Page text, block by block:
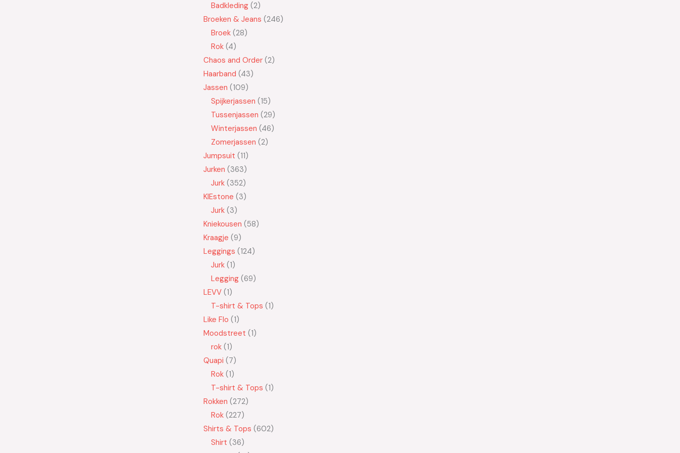
Badkleding 2
Broeken & Jeans 246
Broek 28
Rok 4
Chaos and Order 2
Haarband 43
Jassen 109
Spijkerjassen 15
Tussenjassen 29
Winterjassen 46
Zomerjassen 2
Jumpsuit 11
Jurken 363
Jurk 352
KIEstone 3
Jurk 3
Kniekousen 58
Kraagje 9
Leggings 124
Jurk 1
Legging 69
LEVV 1
T-shirt & Tops 1
Like Flo 1
Moodstreet 1
rok 1
Quapi 7
Rok 1
T-shirt & Tops 1
Rokken 272
Rok 227
Shirts & Tops 602
Shirt 36